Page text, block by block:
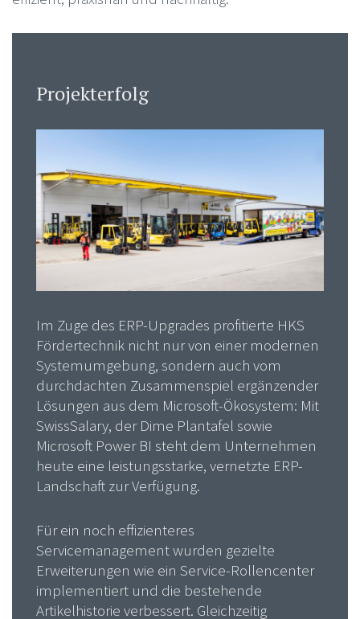
Projekterfolg
Im Zuge des ERP-Upgrades profitierte HKS
Fördertechnik nicht nur von einer modernen
Systemumgebung, sondern auch vom
durchdachten Zusammenspiel ergänzender
Lösungen aus dem Microsoft-Ökosystem: Mit
SwissSalary, der Dime Plantafel sowie
Microsoft Power BI steht dem Unternehmen
heute eine leistungsstarke, vernetzte ERP-
Landschaft zur Verfügung.
Für ein noch effizienteres
Servicemanagement wurden gezielte
Erweiterungen wie ein Service-Rollencenter
implementiert und die bestehende
Artikelhistorie verbessert. Gleichzeitig